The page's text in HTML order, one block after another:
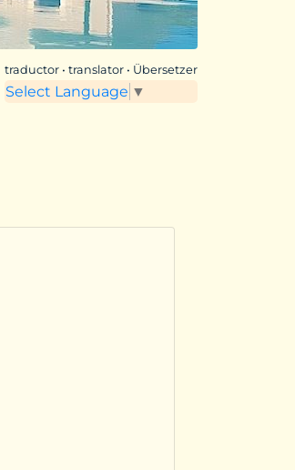
traductor • translator • Übersetzer
Select Language ▼